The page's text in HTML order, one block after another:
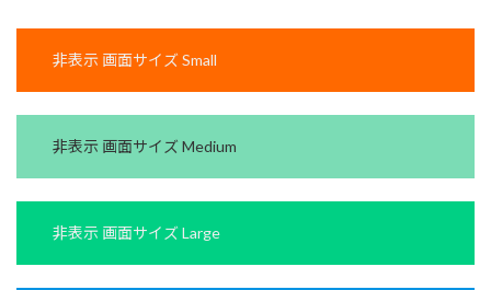
非表示 画面サイズ Small
非表示 画面サイズ Medium
非表示 画面サイズ Large